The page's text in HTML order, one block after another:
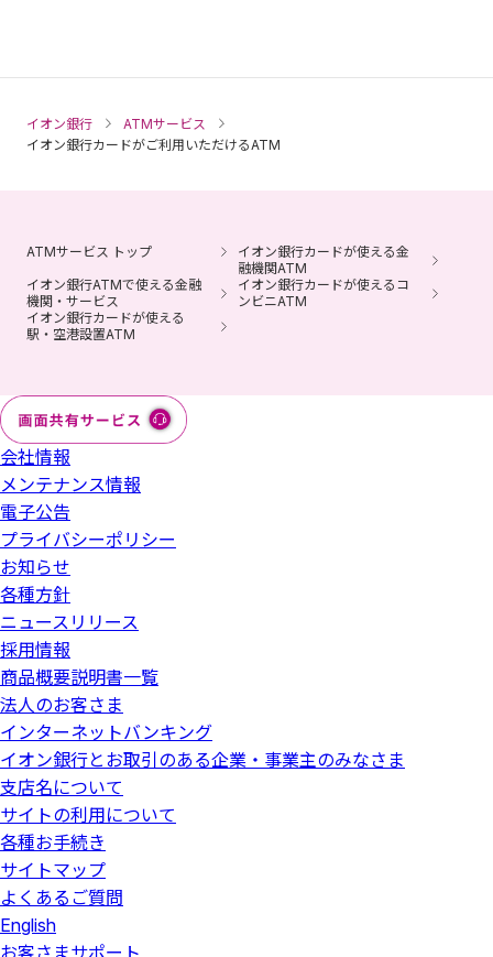
富山第一銀行
イオン銀行
ATMサービス
イオン銀行カードがご利用いただけるATM
ATMサービス トップ
イオン銀行カードが使える金
融機関ATM
イオン銀行ATMで使える金融
機関・サービス
イオン銀行カードが使えるコ
ンビニATM
イオン銀行カードが使える
駅・空港設置ATM
会社情報
メンテナンス情報
電子公告
プライバシーポリシー
お知らせ
各種方針
ニュースリリース
採用情報
商品概要説明書一覧
法人のお客さま
インターネットバンキング
イオン銀行とお取引のある企業・事業主のみなさま
支店名について
サイトの利用について
各種お手続き
サイトマップ
よくあるご質問
English
お客さまサポート